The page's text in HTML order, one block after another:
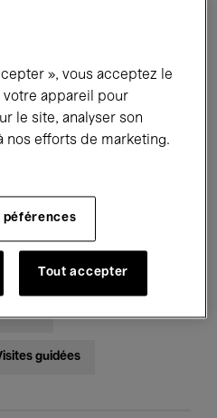
Concerts
Performances
Global Music
guidées
», vous acceptez le
votre appareil pour
le site, analyser son
nos efforts de marketing.
péférences
Tout accepter